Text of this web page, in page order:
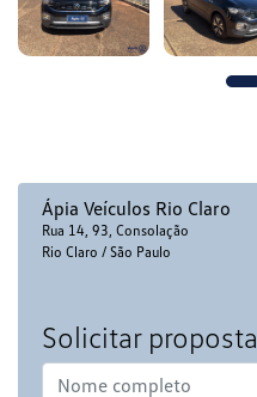
Ápia Veículos Rio Claro
Rua 14, 93, Consolação
Rio Claro / São Paulo
Solicitar proposta